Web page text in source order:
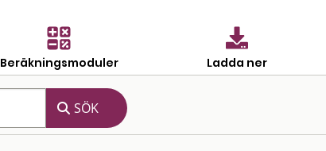
Beräkningsmoduler Ladda ner